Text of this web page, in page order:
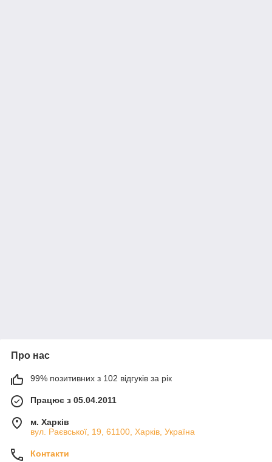
Про нас
99% позитивних з 102 відгуків за рік
Працює з 05.04.2011
м. Харків
вул. Раєвської, 19, 61100, Харків, Україна
Контакти